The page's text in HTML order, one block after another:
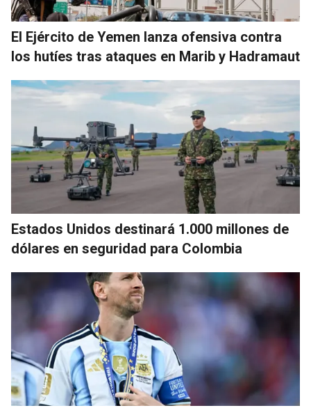
El Ejército de Yemen lanza ofensiva contra
los hutíes tras ataques en Marib y Hadramaut
Estados Unidos destinará 1.000 millones de
dólares en seguridad para Colombia